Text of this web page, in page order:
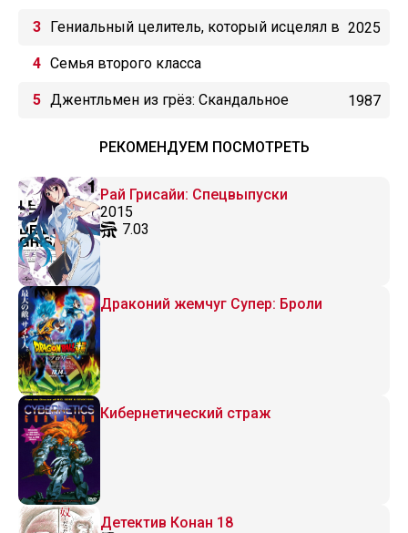
Гениальный целитель, который исцелял в
одно мгновение, но был изгнан как
бесполезный, теперь наслаждается
2025
Семья второго класса
Джентльмен из грёз: Скандальное 1987
РЕКОМЕНДУЕМ ПОСМОТРЕТЬ
Рай Грисайи: Спецвыпуски
2015
7.03
Драконий жемчуг Супер: Броли
Кибернетический страж
Детектив Конан 18